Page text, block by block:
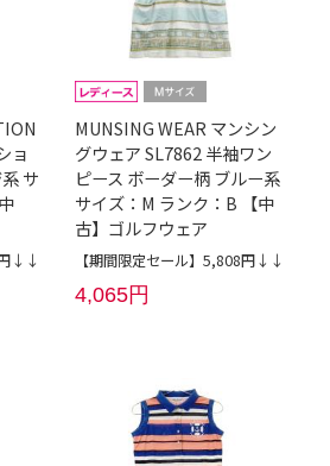
ョ
サ
円↓↓
MUNSING WEAR マンシン
グウェア SL7862 半袖ワン
ピース ボーダー柄 ブルー系
サイズ：M ランク：B 【中
古】ゴルフウェア
【期間限定セール】5,808円↓↓
4,065円